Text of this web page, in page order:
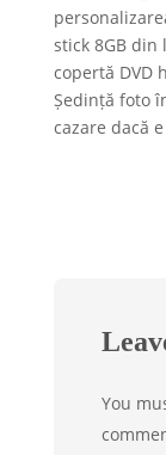
stick 8GB din
copertă DVD
Ședință foto
cazare dacă
You